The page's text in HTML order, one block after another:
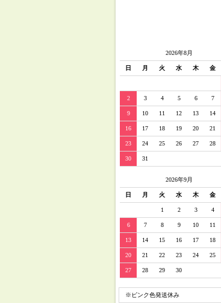
2026年8月
日 月 火 水 木 金
2 3 4 5 6 7
9 10 11 12 13 14
16 17 18 19 20 21
23 24 25 26 27 28
30 31
2026年9月
日 月 火 水 木 金
1 2 3 4
6 7 8 9 10 11
13 14 15 16 17 18
20 21 22 23 24 25
27 28 29 30
※ピンク色発送休み